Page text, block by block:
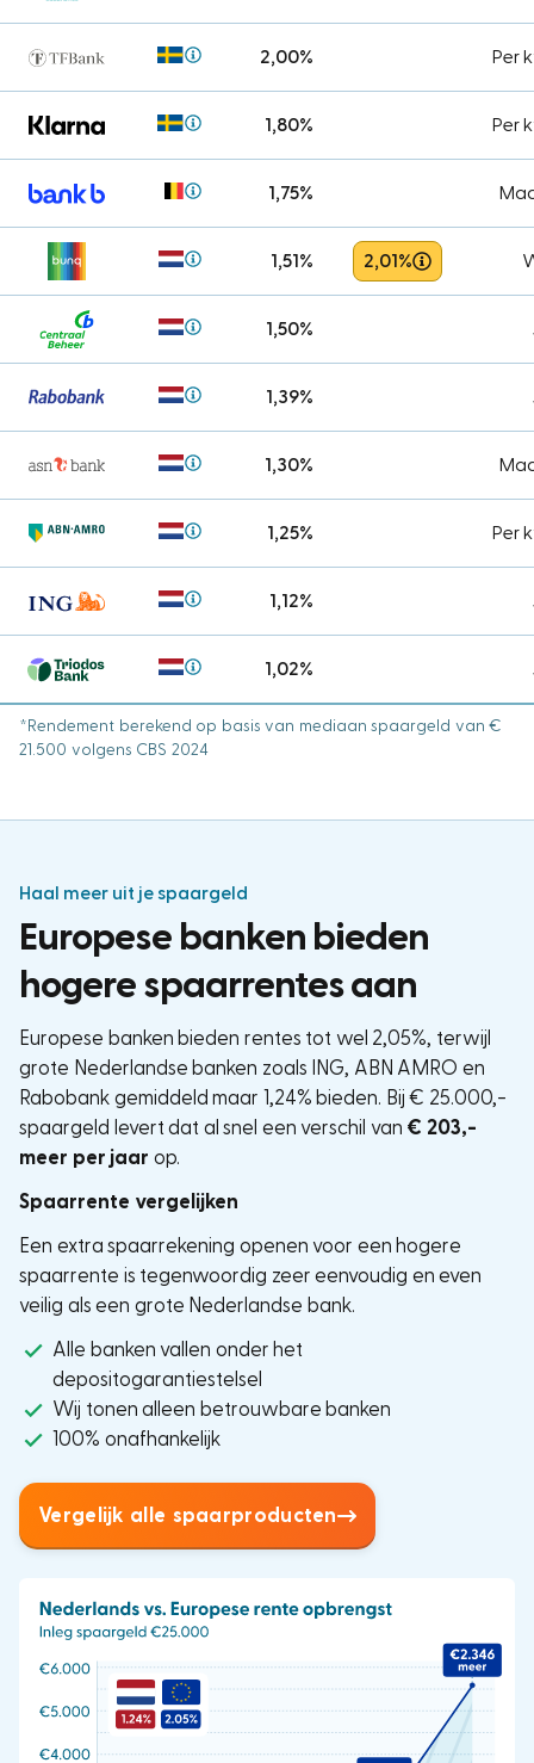
2,00% Per
1,80% Per
1,75%
1,51% 2,01%
1,50%
1,39%
1,30%
1,25% Per
1,12%
1,02%
*Rendement berekend op basis van mediaan spaargeld van €
21.500 volgens CBS 2024
Haal meer uit je spaargeld
Europese banken bieden
hogere spaarrentes aan
Europese banken bieden rentes tot wel 2,05%, terwijl
grote Nederlandse banken zoals ING, ABN AMRO en
Rabobank gemiddeld maar 1,24% bieden. Bij € 25.000,-
spaargeld levert dat al snel een verschil van € 203,-
meer per jaar op.
Spaarrente vergelijken
Een extra spaarrekening openen voor een hogere
spaarrente is tegenwoordig zeer eenvoudig en even
veilig als een grote Nederlandse bank.
Alle banken vallen onder het
depositogarantiestelsel
Wij tonen alleen betrouwbare banken
100% onafhankelijk
Vergelijk alle spaarproducten